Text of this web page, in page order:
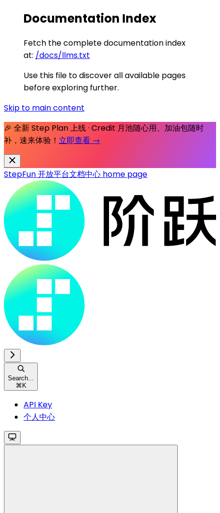
Documentation Index
Fetch the complete documentation index
at: /docs/llms.txt
Use this file to discover all available pages
before exploring further.
Skip to main content
🎉 全新 Step Plan 上线 · Credit 月池随心用、加油包随时
补，速来体验！ 立即查看 →
StepFun 开放平台文档中心 home page
Search...
⌘K
API Key
个人中心